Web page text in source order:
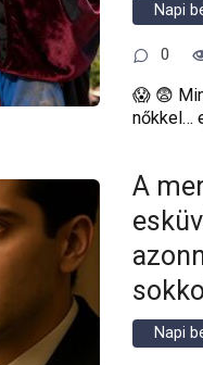
Napi
0
😱 😨
nőkkel…
A
Napi